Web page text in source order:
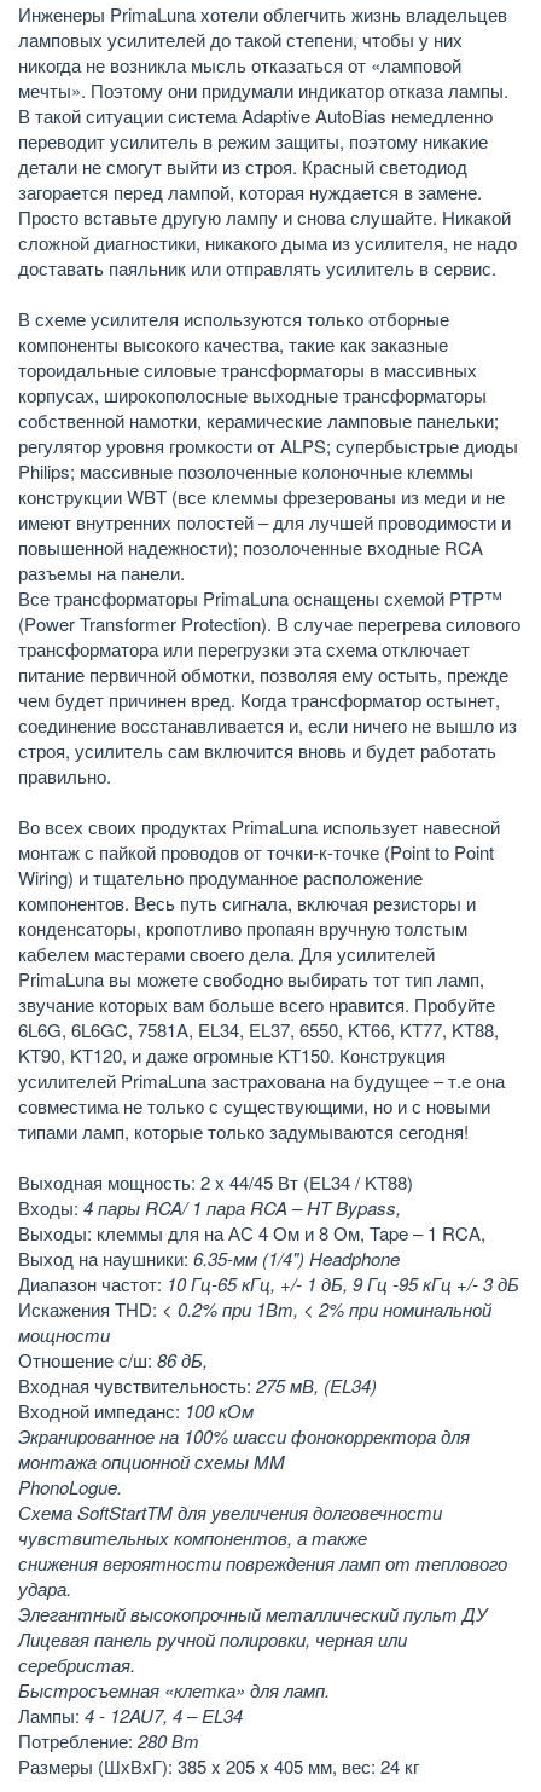
Инженеры PrimaLuna хотели облегчить жизнь владельцев
ламповых усилителей до такой степени, чтобы у них
никогда не возникла мысль отказаться от «ламповой
мечты». Поэтому они придумали индикатор отказа лампы.
В такой ситуации система Adaptive AutoBias немедленно
переводит усилитель в режим защиты, поэтому никакие
детали не смогут выйти из строя. Красный светодиод
загорается перед лампой, которая нуждается в замене.
Просто вставьте другую лампу и снова слушайте. Никакой
сложной диагностики, никакого дыма из усилителя, не надо
доставать паяльник или отправлять усилитель в сервис.
В схеме усилителя используются только отборные
компоненты высокого качества, такие как заказные
тороидальные силовые трансформаторы в массивных
корпусах, широкополосные выходные трансформаторы
собственной намотки, керамические ламповые панельки;
регулятор уровня громкости от ALPS; супербыстрые диоды
Philips; массивные позолоченные колоночные клеммы
конструкции WBT (все клеммы фрезерованы из меди и не
имеют внутренних полостей – для лучшей проводимости и
повышенной надежности); позолоченные входные RCA
разъемы на панели.
Все трансформаторы PrimaLuna оснащены схемой PTP™
(Power Transformer Protection). В случае перегрева силового
трансформатора или перегрузки эта схема отключает
питание первичной обмотки, позволяя ему остыть, прежде
чем будет причинен вред. Когда трансформатор остынет,
соединение восстанавливается и, если ничего не вышло из
строя, усилитель сам включится вновь и будет работать
правильно.
Во всех своих продуктах PrimaLuna использует навесной
монтаж с пайкой проводов от точки-к-точке (Point to Point
Wiring) и тщательно продуманное расположение
компонентов. Весь путь сигнала, включая резисторы и
конденсаторы, кропотливо пропаян вручную толстым
кабелем мастерами своего дела. Для усилителей
PrimaLuna вы можете свободно выбирать тот тип ламп,
звучание которых вам больше всего нравится. Пробуйте
6L6G, 6L6GC, 7581A, EL34, EL37, 6550, KT66, KT77, KT88,
KT90, KT120, и даже огромные KT150. Конструкция
усилителей PrimaLuna застрахована на будущее – т.е она
совместима не только с существующими, но и с новыми
типами ламп, которые только задумываются сегодня!
Выходная мощность: 2 х 44/45 Вт (EL34 / KT88)
Входы: 4 пары RCA/ 1 пара RCA – HT Bypass,
Выходы: клеммы для на АС 4 Ом и 8 Ом, Tape – 1 RCA,
Выход на наушники: 6.35-мм (1/4") Headphone
Диапазон частот: 10 Гц-65 кГц, +/- 1 дБ, 9 Гц -95 кГц +/- 3 дБ
Искажения THD: < 0.2% при 1Вт, < 2% при номинальной
мощности
Отношение с/ш: 86 дБ,
Входная чувствительность: 275 мВ, (EL34)
Входной импеданс: 100 кОм
Экранированное на 100% шасси фонокорректора для
монтажа опционной схемы MM
PhonoLogue.
Схема SoftStartTM для увеличения долговечности
чувствительных компонентов, а также
снижения вероятности повреждения ламп от теплового
удара.
Элегантный высокопрочный металлический пульт ДУ
Лицевая панель ручной полировки, черная или
серебристая.
Быстросъемная «клетка» для ламп.
Лампы: 4 - 12AU7, 4 – EL34
Потребление: 280 Вт
Размеры (ШхВхГ): 385 x 205 x 405 мм, вес: 24 кг